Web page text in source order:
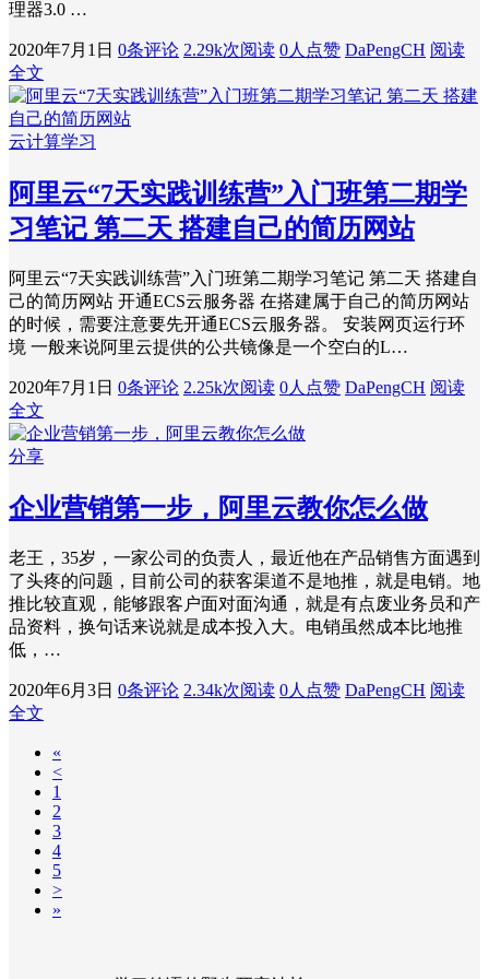
理器3.0 …
2020年7月1日 0条评论 2.29k次阅读 0人点赞 DaPengCH 阅读
全文
云计算学习
阿里云“7天实践训练营”入门班第二期学
习笔记 第二天 搭建自己的简历网站
阿里云“7天实践训练营”入门班第二期学习笔记 第二天 搭建自
己的简历网站 开通ECS云服务器 在搭建属于自己的简历网站
的时候，需要注意要先开通ECS云服务器。 安装网页运行环
境 一般来说阿里云提供的公共镜像是一个空白的L…
2020年7月1日 0条评论 2.25k次阅读 0人点赞 DaPengCH 阅读
全文
分享
企业营销第一步，阿里云教你怎么做
老王，35岁，一家公司的负责人，最近他在产品销售方面遇到
了头疼的问题，目前公司的获客渠道不是地推，就是电销。地
推比较直观，能够跟客户面对面沟通，就是有点废业务员和产
品资料，换句话来说就是成本投入大。电销虽然成本比地推
低，…
2020年6月3日 0条评论 2.34k次阅读 0人点赞 DaPengCH 阅读
全文
«
<
1
2
3
4
5
>
»